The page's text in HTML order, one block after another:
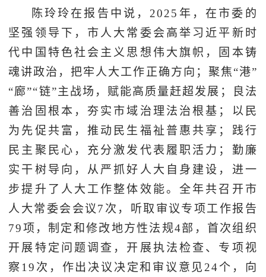
陈玲玲在报告中说，2025年，在市委的
坚强领导下，市人大常委会高举习近平新时
代中国特色社会主义思想伟大旗帜，固本铸
魂讲政治，把牢人大工作正确方向；聚焦“港”
“廊”“链”主战场，赋能高质量赶超发展；良法
善治固根本，夯实市域治理法治根基；以民
为先促共富，推动民生福祉普惠共享；践行
民主聚民心，充分激发代表履职活力；勤廉
实干树导向，从严抓好人大自身建设，进一
步提升了人大工作整体效能。全年共召开市
人大常委会会议7次，听取审议专项工作报告
79项，制定和修改地方性法规4部，首次组织
开展特定问题调查，开展执法检查、专项视
察19次，作出决议决定和审议意见24个，向